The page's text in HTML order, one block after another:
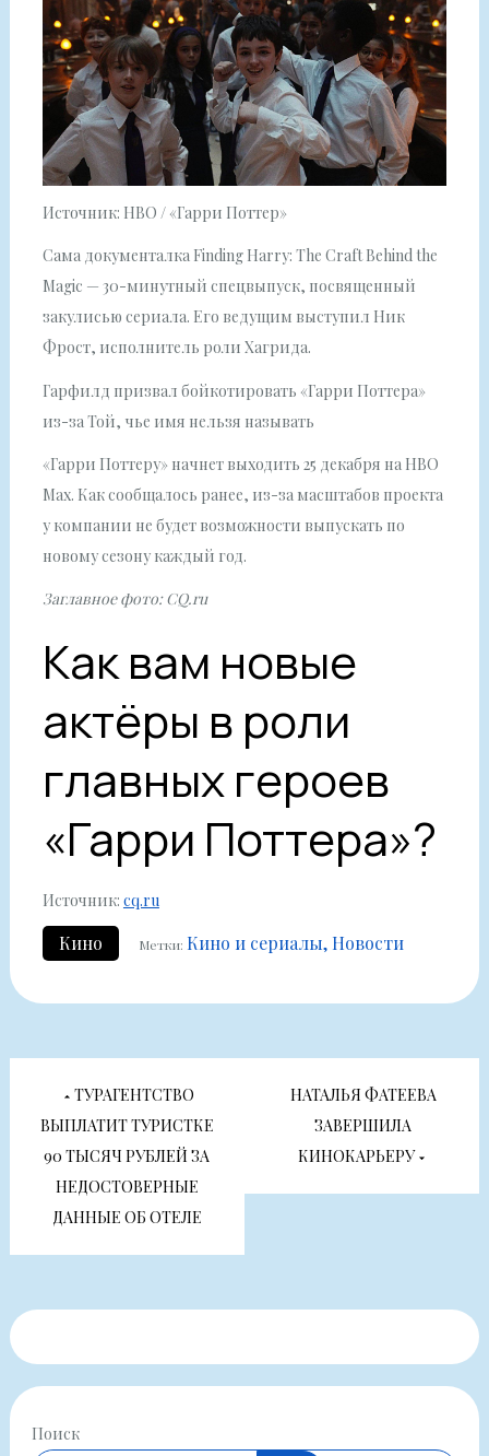
Источник: HBO / «Гарри Поттер»
Сама документалка Finding Harry: The Craft Behind the
Magic — 30-минутный спецвыпуск, посвященный
закулисью сериала. Его ведущим выступил Ник
Фрост, исполнитель роли Хагрида.
Гарфилд призвал бойкотировать «Гарри Поттера»
из-за Той, чье имя нельзя называть
«Гарри Поттеру» начнет выходить 25 декабря на HBO
Max. Как сообщалось ранее, из-за масштабов проекта
у компании не будет возможности выпускать по
новому сезону каждый год.
Заглавное фото: CQ.ru
Как вам новые
актёры в роли
главных героев
«Гарри Поттера»?
Источник: cq.ru
Кино Метки: Кино и сериалы Новости
Навигация
по
записям
ТУРАГЕНТСТВО
ВЫПЛАТИТ ТУРИСТКЕ
90 ТЫСЯЧ РУБЛЕЙ ЗА
НЕДОСТОВЕРНЫЕ
ДАННЫЕ ОБ ОТЕЛЕ
НАТАЛЬЯ ФАТЕЕВА
ЗАВЕРШИЛА
КИНОКАРЬЕРУ
Поиск